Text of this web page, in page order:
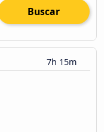
Buscar
7h 15m